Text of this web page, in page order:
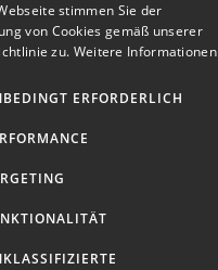
Kontakt
Impressum
stimmen Sie der
von Cookies gemäß unserer
zu. Weitere Informationen
ERFORDERLICH